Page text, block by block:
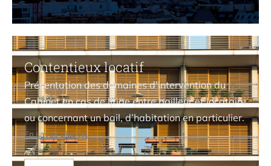
Contentieux locatif
Présentation des domaines d’intervention du
Cabinet en cas de litige entre bailleur et locataire
ou concernant un bail, d’habitation en particulier.
En savoir plus [+]